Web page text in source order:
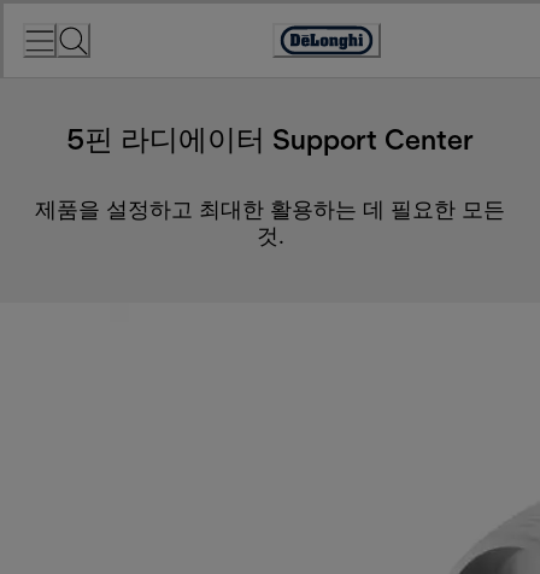
Accessibility
5핀 라디에이터 Support Center
제품을 설정하고 최대한 활용하는 데 필요한 모든
것.